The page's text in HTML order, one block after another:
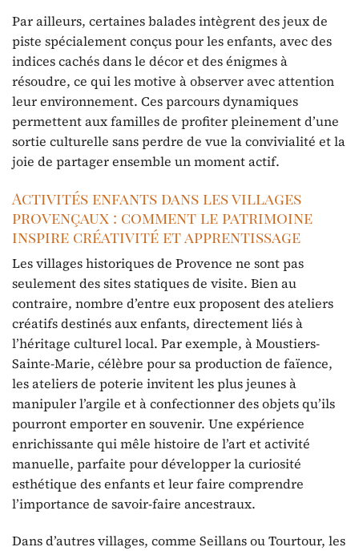
Par ailleurs, certaines balades intègrent des jeux de
piste spécialement conçus pour les enfants, avec des
indices cachés dans le décor et des énigmes à
résoudre, ce qui les motive à observer avec attention
leur environnement. Ces parcours dynamiques
permettent aux familles de profiter pleinement d’une
sortie culturelle sans perdre de vue la convivialité et la
joie de partager ensemble un moment actif.
Activités enfants dans les villages
provençaux : comment le patrimoine
inspire créativité et apprentissage
Les villages historiques de Provence ne sont pas
seulement des sites statiques de visite. Bien au
contraire, nombre d’entre eux proposent des ateliers
créatifs destinés aux enfants, directement liés à
l’héritage culturel local. Par exemple, à Moustiers-
Sainte-Marie, célèbre pour sa production de faïence,
les ateliers de poterie invitent les plus jeunes à
manipuler l’argile et à confectionner des objets qu’ils
pourront emporter en souvenir. Une expérience
enrichissante qui mêle histoire de l’art et activité
manuelle, parfaite pour développer la curiosité
esthétique des enfants et leur faire comprendre
l’importance de savoir-faire ancestraux.
Dans d’autres villages, comme Seillans ou Tourtour, les